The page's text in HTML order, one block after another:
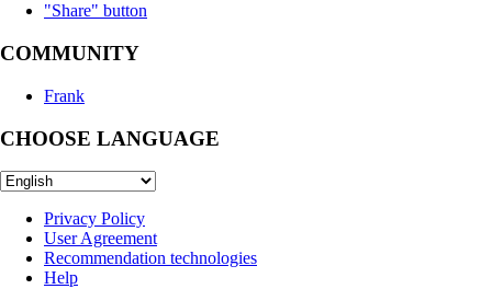
"Share" button
COMMUNITY
Frank
CHOOSE LANGUAGE
Privacy Policy
User Agreement
Recommendation technologies
Help